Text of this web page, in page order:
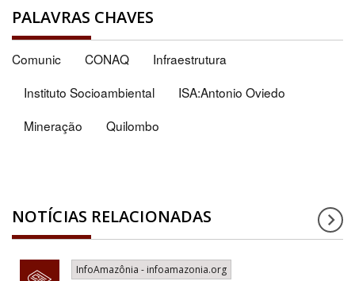
PALAVRAS CHAVES
Comunic CONAQ
Infraestrutura
Instituto Socioambiental
ISA:Antonio Oviedo
Mineração
Quilombo
NOTÍCIAS RELACIONADAS
InfoAmazônia - infoamazonia.org